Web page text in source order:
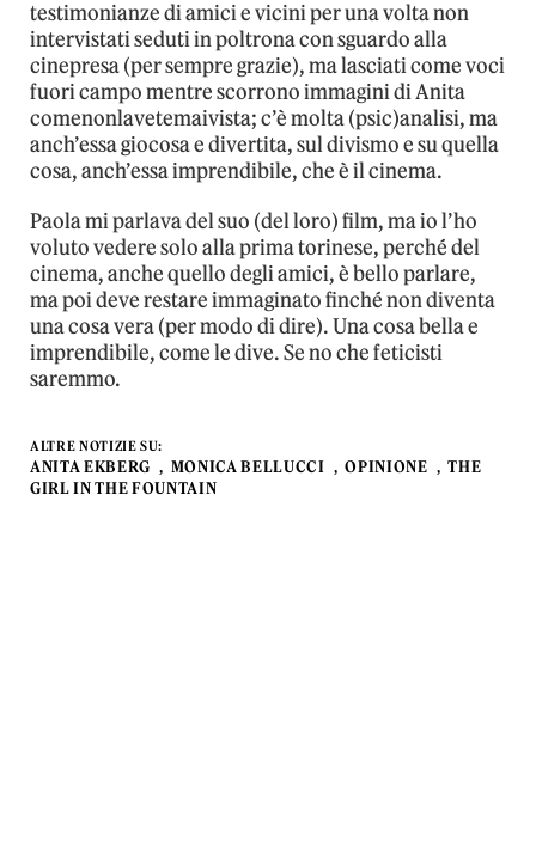
testimonianze di amici e vicini per una volta non
intervistati seduti in poltrona con sguardo alla
cinepresa (per sempre grazie), ma lasciati come voci
fuori campo mentre scorrono immagini di Anita
comenonlavetemaivista; c’è molta (psic)analisi, ma
anch’essa giocosa e divertita, sul divismo e su quella
cosa, anch’essa imprendibile, che è il cinema.
Paola mi parlava del suo (del loro) film, ma io l’ho
voluto vedere solo alla prima torinese, perché del
cinema, anche quello degli amici, è bello parlare,
ma poi deve restare immaginato finché non diventa
una cosa vera (per modo di dire). Una cosa bella e
imprendibile, come le dive. Se no che feticisti
saremmo.
ALTRE NOTIZIE SU:
ANITA EKBERG MONICA BELLUCCI OPINIONE
THE
GIRL IN THE FOUNTAIN